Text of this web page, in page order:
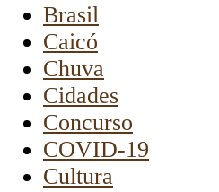
Brasil
Caicó
Chuva
Cidades
Concurso
COVID-19
Cultura